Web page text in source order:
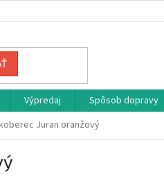
Výpredaj Spôsob dopravy
Juran oranžový